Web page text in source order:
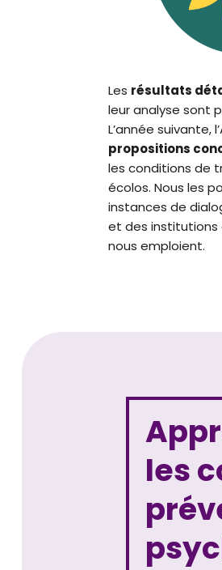
Les résultats
leur analyse sont
L’année suivante,
propositions
les conditions de
écolos. Nous les
instances de
et des institutions
nous emploient.
les